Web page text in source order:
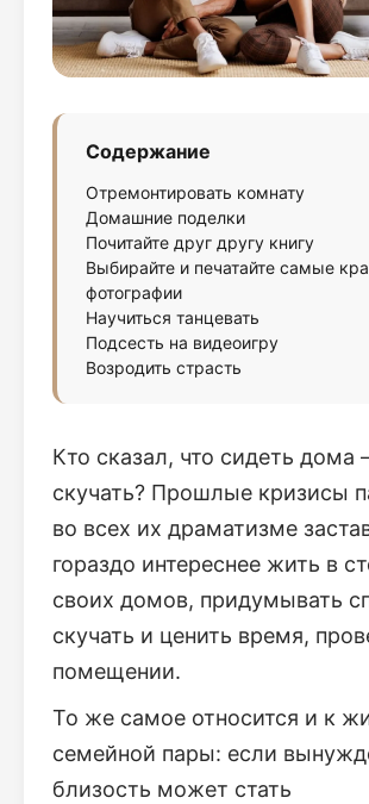
Содержание
Отремонтировать комнату
Домашние поделки
Почитайте друг другу книгу
Выбирайте и печатайте самые
фотографии
Научиться танцевать
Подсесть на видеоигру
Возродить страсть
Кто сказал, что сидеть дома
скучать? Прошлые кризисы
во всех их драматизме
гораздо интереснее жить в
своих домов, придумывать
скучать и ценить время,
помещении.
То же самое относится и к
семейной пары: если
близость может стать